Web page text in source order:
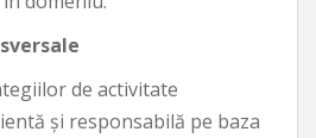
de activitate
şi responsabilă pe baza